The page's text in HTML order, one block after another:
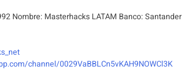
Nombre: Masterhacks LATAM Banco: Santander
channel/0029VaBBLCn5vKAH9NOWCl3K